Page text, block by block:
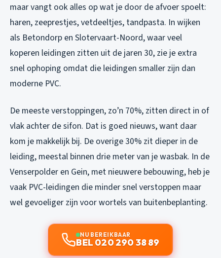
maar vangt ook alles op wat je door de afvoer spoelt:
haren, zeeprestjes, vetdeeltjes, tandpasta. In wijken
als Betondorp en Slotervaart-Noord, waar veel
koperen leidingen zitten uit de jaren 30, zie je extra
snel ophoping omdat die leidingen smaller zijn dan
moderne PVC.
De meeste verstoppingen, zo’n 70%, zitten direct in of
vlak achter de sifon. Dat is goed nieuws, want daar
kom je makkelijk bij. De overige 30% zit dieper in de
leiding, meestal binnen drie meter van je wasbak. In de
Venserpolder en Gein, met nieuwere bebouwing, heb je
vaak PVC-leidingen die minder snel verstoppen maar
wel gevoeliger zijn voor wortels van buitenbeplanting.
NU BEREIKBAAR
BEL 020 290 38 89